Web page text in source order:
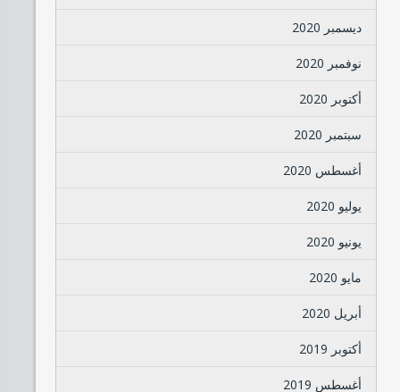
ديسمبر 2020
نوفمبر 2020
أكتوبر 2020
سبتمبر 2020
أغسطس 2020
يوليو 2020
يونيو 2020
مايو 2020
أبريل 2020
أكتوبر 2019
أغسطس 2019